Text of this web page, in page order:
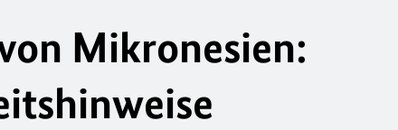
Mikronesien: